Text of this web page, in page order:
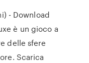
- Download
è un gioco a
delle sfere
Scarica